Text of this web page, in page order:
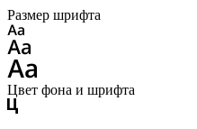
Размер шрифта
Цвет фона и шрифта